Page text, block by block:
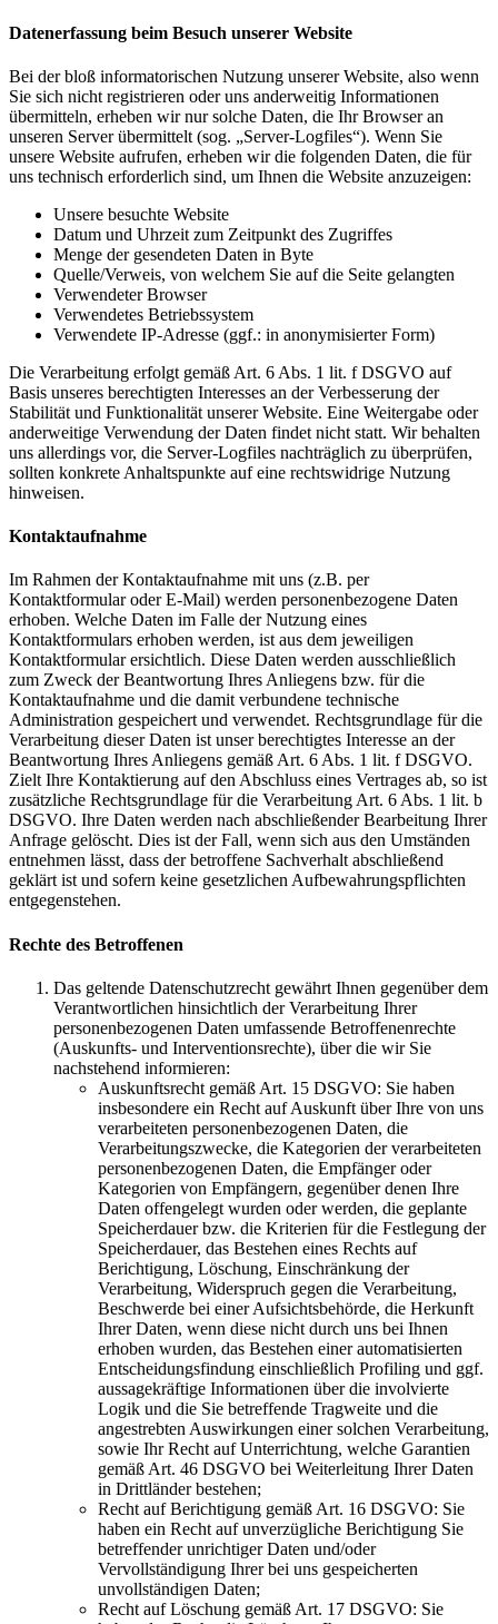
Datenerfassung beim Besuch unserer Website
Bei der bloß informatorischen Nutzung unserer Website, also wenn
Sie sich nicht registrieren oder uns anderweitig Informationen
übermitteln, erheben wir nur solche Daten, die Ihr Browser an
unseren Server übermittelt (sog. „Server-Logfiles“). Wenn Sie
unsere Website aufrufen, erheben wir die folgenden Daten, die für
uns technisch erforderlich sind, um Ihnen die Website anzuzeigen:
Unsere besuchte Website
Datum und Uhrzeit zum Zeitpunkt des Zugriffes
Menge der gesendeten Daten in Byte
Quelle/Verweis, von welchem Sie auf die Seite gelangten
Verwendeter Browser
Verwendetes Betriebssystem
Verwendete IP-Adresse (ggf.: in anonymisierter Form)
Die Verarbeitung erfolgt gemäß Art. 6 Abs. 1 lit. f DSGVO auf
Basis unseres berechtigten Interesses an der Verbesserung der
Stabilität und Funktionalität unserer Website. Eine Weitergabe oder
anderweitige Verwendung der Daten findet nicht statt. Wir behalten
uns allerdings vor, die Server-Logfiles nachträglich zu überprüfen,
sollten konkrete Anhaltspunkte auf eine rechtswidrige Nutzung
hinweisen.
Kontaktaufnahme
Im Rahmen der Kontaktaufnahme mit uns (z.B. per
Kontaktformular oder E-Mail) werden personenbezogene Daten
erhoben. Welche Daten im Falle der Nutzung eines
Kontaktformulars erhoben werden, ist aus dem jeweiligen
Kontaktformular ersichtlich. Diese Daten werden ausschließlich
zum Zweck der Beantwortung Ihres Anliegens bzw. für die
Kontaktaufnahme und die damit verbundene technische
Administration gespeichert und verwendet. Rechtsgrundlage für die
Verarbeitung dieser Daten ist unser berechtigtes Interesse an der
Beantwortung Ihres Anliegens gemäß Art. 6 Abs. 1 lit. f DSGVO.
Zielt Ihre Kontaktierung auf den Abschluss eines Vertrages ab, so ist
zusätzliche Rechtsgrundlage für die Verarbeitung Art. 6 Abs. 1 lit. b
DSGVO. Ihre Daten werden nach abschließender Bearbeitung Ihrer
Anfrage gelöscht. Dies ist der Fall, wenn sich aus den Umständen
entnehmen lässt, dass der betroffene Sachverhalt abschließend
geklärt ist und sofern keine gesetzlichen Aufbewahrungspflichten
entgegenstehen.
Rechte des Betroffenen
Das geltende Datenschutzrecht gewährt Ihnen gegenüber dem
Verantwortlichen hinsichtlich der Verarbeitung Ihrer
personenbezogenen Daten umfassende Betroffenenrechte
(Auskunfts- und Interventionsrechte), über die wir Sie
nachstehend informieren:
Auskunftsrecht gemäß Art. 15 DSGVO: Sie haben
insbesondere ein Recht auf Auskunft über Ihre von uns
verarbeiteten personenbezogenen Daten, die
Verarbeitungszwecke, die Kategorien der verarbeiteten
personenbezogenen Daten, die Empfänger oder
Kategorien von Empfängern, gegenüber denen Ihre
Daten offengelegt wurden oder werden, die geplante
Speicherdauer bzw. die Kriterien für die Festlegung der
Speicherdauer, das Bestehen eines Rechts auf
Berichtigung, Löschung, Einschränkung der
Verarbeitung, Widerspruch gegen die Verarbeitung,
Beschwerde bei einer Aufsichtsbehörde, die Herkunft
Ihrer Daten, wenn diese nicht durch uns bei Ihnen
erhoben wurden, das Bestehen einer automatisierten
Entscheidungsfindung einschließlich Profiling und ggf.
aussagekräftige Informationen über die involvierte
Logik und die Sie betreffende Tragweite und die
angestrebten Auswirkungen einer solchen Verarbeitung,
sowie Ihr Recht auf Unterrichtung, welche Garantien
gemäß Art. 46 DSGVO bei Weiterleitung Ihrer Daten
in Drittländer bestehen;
Recht auf Berichtigung gemäß Art. 16 DSGVO: Sie
haben ein Recht auf unverzügliche Berichtigung Sie
betreffender unrichtiger Daten und/oder
Vervollständigung Ihrer bei uns gespeicherten
unvollständigen Daten;
Recht auf Löschung gemäß Art. 17 DSGVO: Sie